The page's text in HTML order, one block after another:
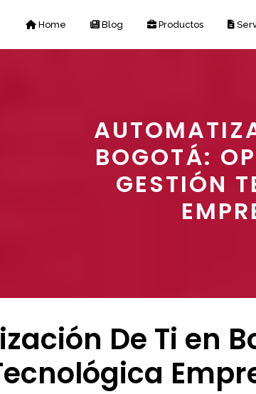
Home Blog Productos
BOGOTÁ:
GESTIÓN
De Ti en